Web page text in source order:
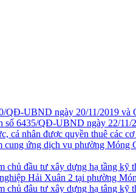
6435/QĐ-UBND ngày 22/11/
Hải Xuân 2 tại phường